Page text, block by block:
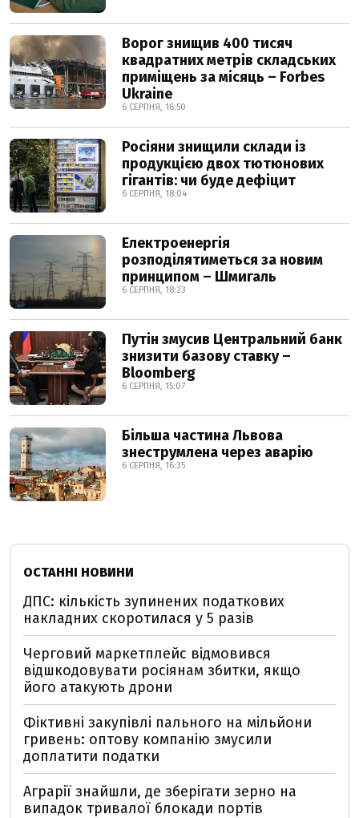
Ворог знищив 400 тисяч
квадратних метрів складських
приміщень за місяць – Forbes
Ukraine
6 СЕРПНЯ, 16:50
Росіяни знищили склади із
продукцією двох тютюнових
гігантів: чи буде дефіцит
6 СЕРПНЯ, 18:04
Електроенергія
розподілятиметься за новим
принципом – Шмигаль
6 СЕРПНЯ, 18:23
Путін змусив Центральний банк
знизити базову ставку –
Bloomberg
6 СЕРПНЯ, 15:07
Більша частина Львова
знеструмлена через аварію
6 СЕРПНЯ, 16:35
ОСТАННІ НОВИНИ
ДПС: кількість зупинених податкових
накладних скоротилася у 5 разів
Черговий маркетплейс відмовився
відшкодовувати росіянам збитки, якщо
його атакують дрони
Фіктивні закупівлі пального на мільйони
гривень: оптову компанію змусили
доплатити податки
Аграрії знайшли, де зберігати зерно на
випадок тривалої блокади портів